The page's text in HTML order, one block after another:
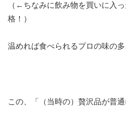
（←ちなみに飲み物を買いに入
格！）
温めれば食べられるプロの味の多
この、「（当時の）贅沢品が普通